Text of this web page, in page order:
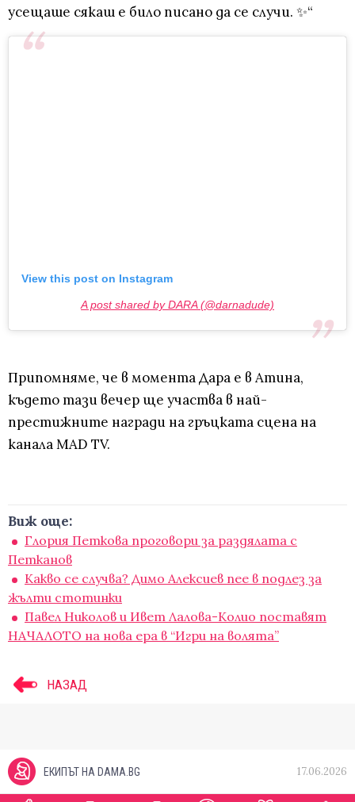
усещаше сякаш е било писано да се случи. ✨“
View this post on Instagram
A post shared by DARA (@darnadude)
Припомняме, че в момента Дара е в Атина,
където тази вечер ще участва в най-
престижните награди на гръцката сцена на
канала MAD TV.
Виж още:
Глория Петкова проговори за раздялата с
Петканов
Какво се случва? Димо Алексиев пее в подлез за
жълти стотинки
Павел Николов и Ивет Лалова-Колио поставят
НАЧАЛОТО на нова ера в “Игри на волята”
НАЗАД
ЕКИПЪТ НА DAMA.BG 17.06.2026